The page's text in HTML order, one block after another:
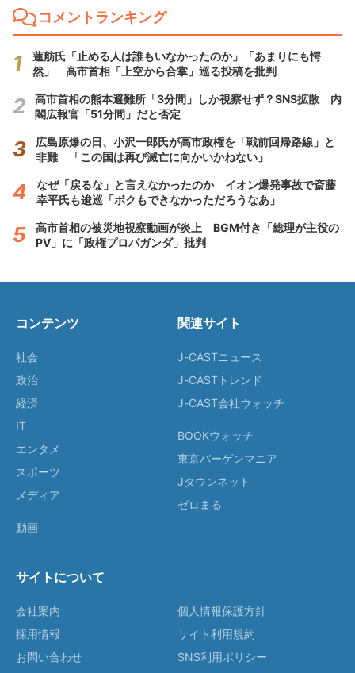
コメントランキング
蓮舫氏「止める人は誰もいなかったのか」「あまりにも愕
然」 高市首相「上空から合掌」巡る投稿を批判
高市首相の熊本避難所「3分間」しか視察せず？SNS拡散 内
閣広報官「51分間」だと否定
広島原爆の日、小沢一郎氏が高市政権を「戦前回帰路線」と
非難 「この国は再び滅亡に向かいかねない」
なぜ「戻るな」と言えなかったのか イオン爆発事故で斎藤
幸平氏も逡巡「ボクもできなかっただろうなあ」
高市首相の被災地視察動画が炎上 BGM付き「総理が主役の
PV」に「政権プロパガンダ」批判
コンテンツ
社会
政治
経済
IT
エンタメ
スポーツ
メディア
動画
関連サイト
J-CASTニュース
J-CASTトレンド
J-CAST会社ウォッチ
BOOKウォッチ
東京バーゲンマニア
Jタウンネット
ゼロまる
サイトについて
会社案内
採用情報
お問い合わせ
個人情報保護方針
サイト利用規約
SNS利用ポリシー